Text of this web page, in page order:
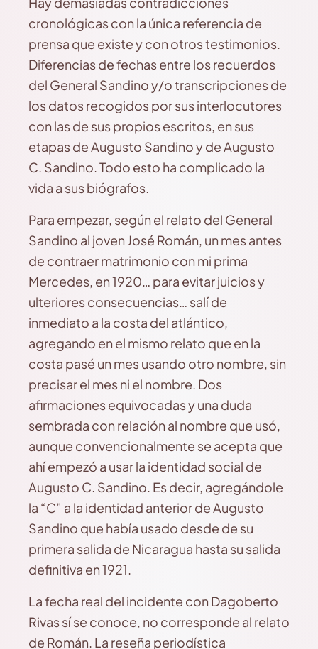
cronológicas con la única referencia de
prensa que existe y con otros testimonios.
Diferencias de fechas entre los recuerdos
del General Sandino y/o transcripciones de
los datos recogidos por sus interlocutores
con las de sus propios escritos, en sus
etapas de Augusto Sandino y de Augusto
C. Sandino. Todo esto ha complicado la
vida a sus biógrafos.
Para empezar, según el relato del General
Sandino al joven José Román, un mes antes
de contraer matrimonio con mi prima
Mercedes, en 1920… para evitar juicios y
ulteriores consecuencias… salí de
inmediato a la costa del atlántico,
agregando en el mismo relato que en la
costa pasé un mes usando otro nombre, sin
precisar el mes ni el nombre. Dos
afirmaciones equivocadas y una duda
sembrada con relación al nombre que usó,
aunque convencionalmente se acepta que
ahí empezó a usar la identidad social de
Augusto C. Sandino. Es decir, agregándole
la “C” a la identidad anterior de Augusto
Sandino que había usado desde de su
primera salida de Nicaragua hasta su salida
definitiva en 1921.
La fecha real del incidente con Dagoberto
Rivas sí se conoce, no corresponde al relato
de Román. La reseña periodística